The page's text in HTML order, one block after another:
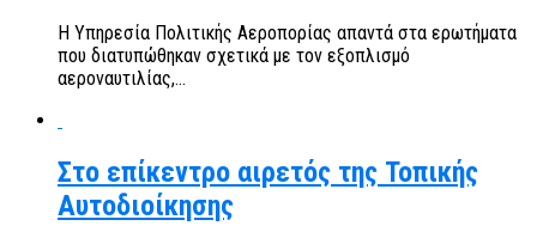
Η Υπηρεσία Πολιτικής Αεροπορίας απαντά στα ερωτήματα
που διατυπώθηκαν σχετικά με τον εξοπλισμό
αεροναυτιλίας,...
Στο επίκεντρο αιρετός της Τοπικής
Αυτοδιοίκησης